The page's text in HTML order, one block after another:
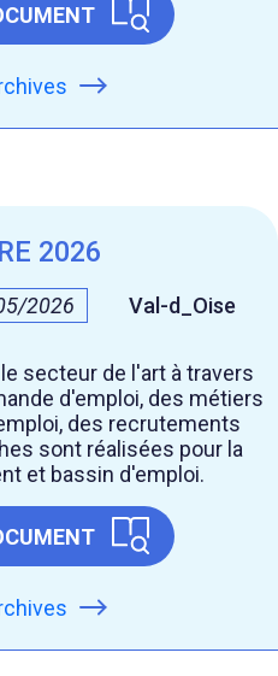
2026
2026 Val-d_Oise
secteur de l'art à travers
d'emploi, des métiers
des recrutements
sont réalisées pour la
et bassin d'emploi.